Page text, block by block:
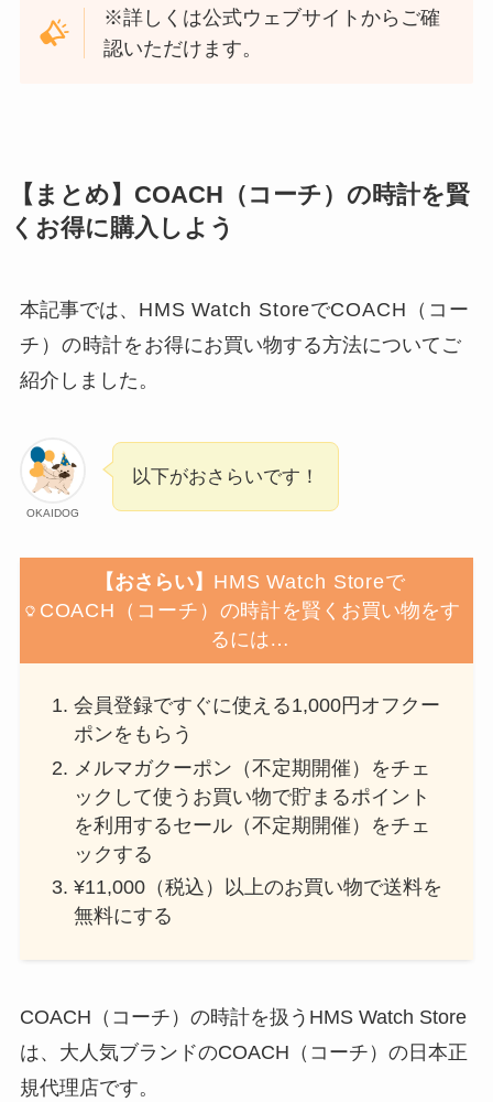
※詳しくは公式ウェブサイトからご確
認いただけます。
【まとめ】COACH（コーチ）の時計を賢
くお得に購入しよう
本記事では、 HMS Watch StoreでCOACH（コー
チ）の時計を お得にお買い物する方法についてご
紹介しました。
OKAIDOG
以下がおさらいです！
【おさらい】 HMS Watch Storeで
COACH（コーチ）の時計を賢くお買い物をす
るには…
会員登録ですぐに使える1,000円オフクー
ポンをもらう
メルマガクーポン（不定期開催）をチェ
ックして使うお買い物で貯まるポイント
を利用するセール（不定期開催）をチェ
ックする
¥11,000（税込）以上のお買い物で送料を
無料にする
COACH（コーチ）の時計を扱うHMS Watch Store
は、大人気ブランドのCOACH（コーチ）の日本正
規代理店です。